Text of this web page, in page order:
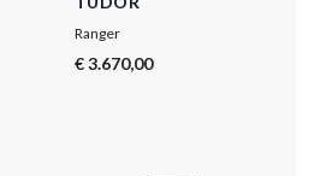
Ranger
€ 3.670,00